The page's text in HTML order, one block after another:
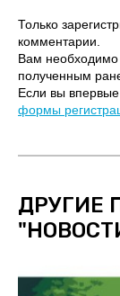
Только
комментарии.
Вам необходимо
полученным
Если вы
формы
ДРУГИЕ
"